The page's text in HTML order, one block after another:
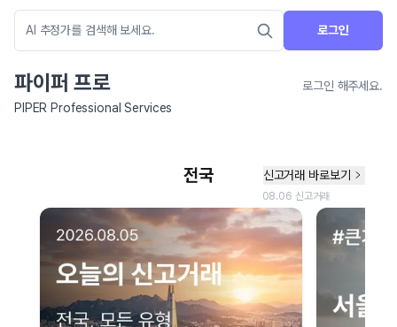
로그인
파이퍼 프로
로그인 해주세요.
PIPER Professional Services